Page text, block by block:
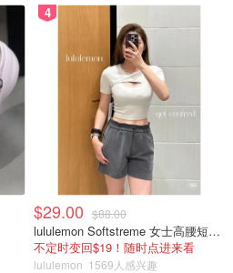
4
$29.00 $88.00
lululemon Softstreme 女士高腰短裤 10cm
不定时变回$19！随时点进来看
lululemon 1569人感兴趣